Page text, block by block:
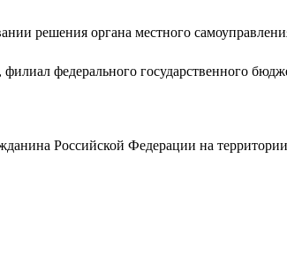
решения органа местного
федерального государственного
Российской Федерации на